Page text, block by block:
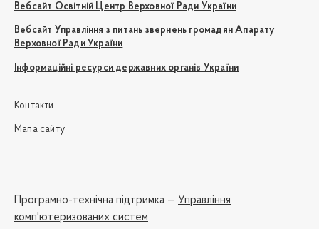
Вебсайт Освітній Центр Верховної Ради України
Вебсайт Управління з питань звернень громадян Апарату
Верховної Ради України
Інформаційні ресурси державних органів України
Контакти
Мапа сайту
Програмно-технічна підтримка — Управління
комп'ютеризованих систем